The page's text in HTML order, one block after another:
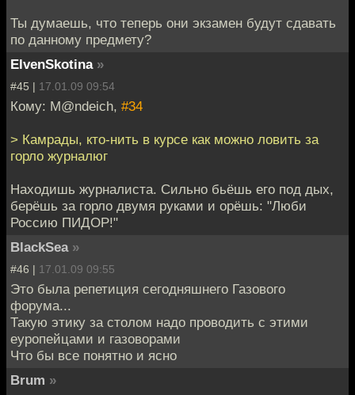
Ты думаешь, что теперь они экзамен будут сдавать
по данному предмету?
ElvenSkotina »
#45 | 17.01.09 09:54
Кому: M@ndeich, #34
> Камрады, кто-нить в курсе как можно ловить за
горло журналюг
Находишь журналиста. Сильно бьёшь его под дых,
берёшь за горло двумя руками и орёшь: "Люби
Россию ПИДОР!"
BlackSea »
#46 | 17.01.09 09:55
Это была репетиция сегодняшнего Газового
форума...
Такую этику за столом надо проводить с этими
еуропейцами и газоворами
Что бы все понятно и ясно
Brum »